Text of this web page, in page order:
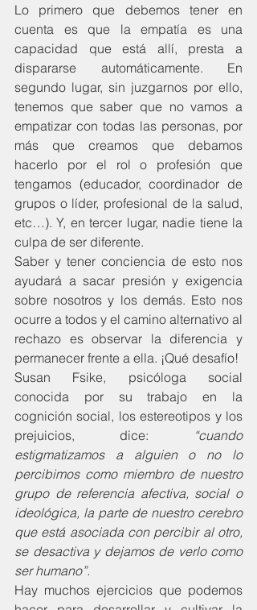
Lo primero que debemos tener en
cuenta es que la empatía es una
capacidad que está allí, presta a
dispararse automáticamente. En
segundo lugar, sin juzgarnos por ello,
tenemos que saber que no vamos a
empatizar con todas las personas, por
más que creamos que debamos
hacerlo por el rol o profesión que
tengamos (educador, coordinador de
grupos o líder, profesional de la salud,
etc…). Y, en tercer lugar, nadie tiene la
culpa de ser diferente.
Saber y tener conciencia de esto nos
ayudará a sacar presión y exigencia
sobre nosotros y los demás. Esto nos
ocurre a todos y el camino alternativo al
rechazo es observar la diferencia y
permanecer frente a ella. ¡Qué desafío!
Susan Fsike, psicóloga social
conocida por su trabajo en la
cognición social, los estereotipos y los
prejuicios, dice:
“cuando
estigmatizamos a alguien o no lo
percibimos como miembro de nuestro
grupo de referencia afectiva, social o
ideológica, la parte de nuestro cerebro
que está asociada con percibir al otro,
se desactiva y dejamos de verlo como
ser humano”.
Hay muchos ejercicios que podemos